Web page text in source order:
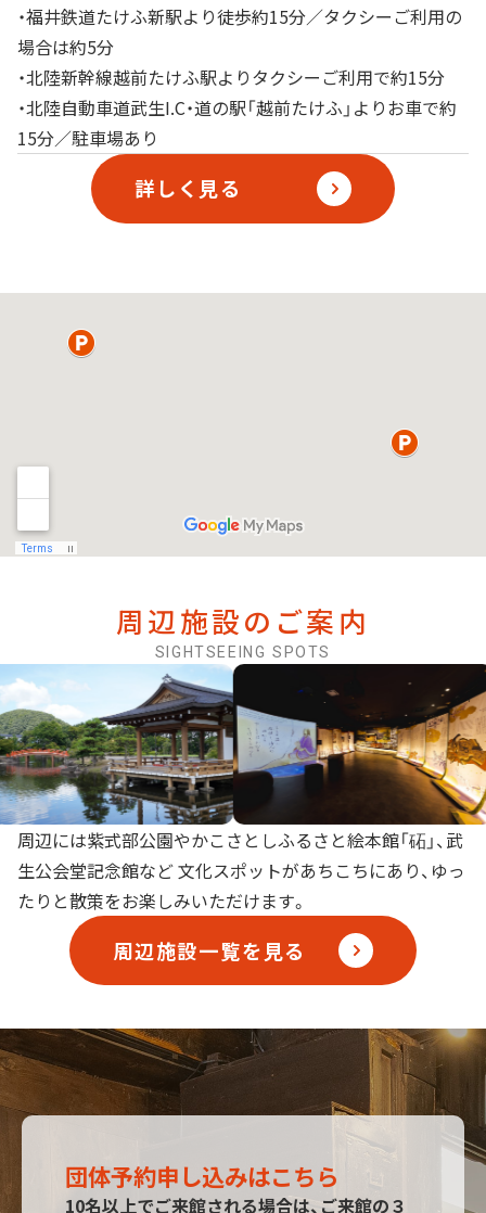
福井鉄道たけふ新駅より徒歩約15分／タクシーご利用の
場合は約5分
北陸新幹線越前たけふ駅よりタクシーご利用で約15分
北陸自動車道武生I.C・道の駅「越前たけふ」よりお車で約
15分／駐車場あり
詳しく見る
周辺施設のご案内
SIGHTSEEING SPOTS
周辺には紫式部公園やかこさとしふるさと絵本館「砳」、武
生公会堂記念館など文化スポットがあちこちにあり、ゆっ
たりと散策をお楽しみいただけます。
周辺施設一覧を見る
団体予約申し込みはこちら
10名以上でご来館される場合は、ご来館の３